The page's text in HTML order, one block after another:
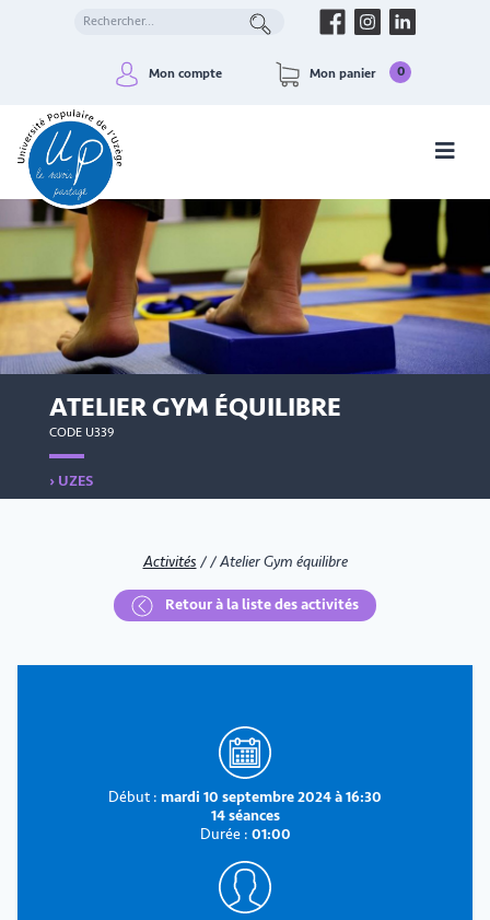
Mon compte Mon panier 0
ATELIER GYM ÉQUILIBRE
CODE U339
› UZES
Retour à la liste des activités
Activités / /Atelier Gym équilibre
Début : mardi 10 septembre 2024 à 16:30
14 séances
Durée : 01:00